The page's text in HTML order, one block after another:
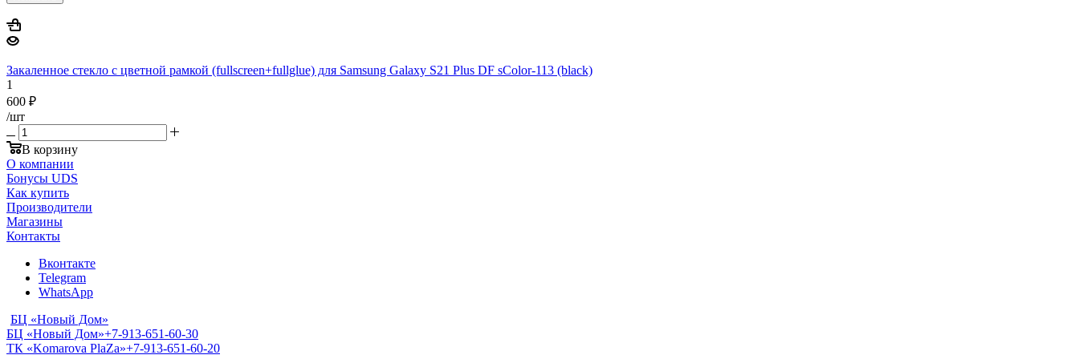
Закаленное стекло с цветной рамкой (fullscreen+fullglue) для Samsung Galaxy S21 Plus DF sColor-113 (black)
1
600 ₽
/шт
В корзину
О компании
Бонусы UDS
Как купить
Производители
Магазины
Контакты
Вконтакте
Telegram
WhatsApp
БЦ «Новый Дом»
БЦ «Новый Дом»+7-913-651-60-30
ТК «Komarova PlaZa»+7-913-651-60-20